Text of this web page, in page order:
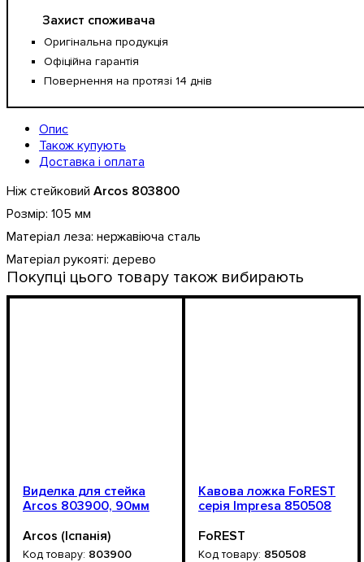
Захист споживача
Оригінальна продукція
Офіційна гарантія
Повернення на протязі 14 днів
Опис
Також купують
Доставка і оплата
Ніж стейковий Arcos 803800
Розмір: 105 мм
Матеріал леза: нержавіюча сталь
Матеріал рукояті: дерево
Покупці цього товару також вибирають
Виделка для стейка
Arcos 803900, 90мм
Arcos (Іспанія)
803900
Кавова ложка FoREST
серія Impresa 850508
FoREST
850508